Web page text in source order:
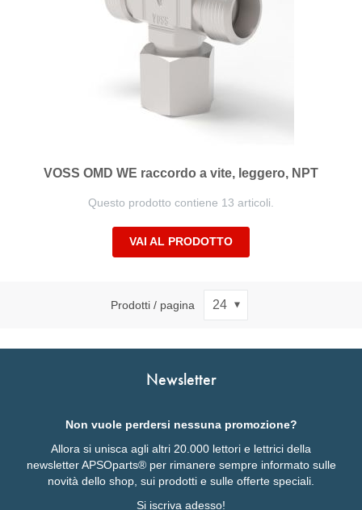
VOSS OMD WE raccordo a vite, leggero, NPT
Questo prodotto contiene 13 articoli.
VAI AL PRODOTTO
Prodotti / pagina
Newsletter
Non vuole perdersi nessuna promozione?
Allora si unisca agli altri 20.000 lettori e lettrici della
newsletter APSOparts® per rimanere sempre informato sulle
novità dello shop, sui prodotti e sulle offerte speciali.
Si iscriva adesso!